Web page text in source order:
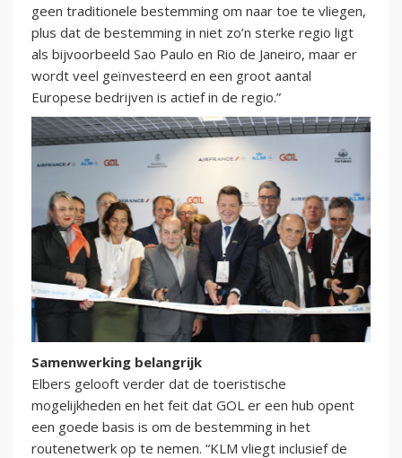
geen traditionele bestemming om naar toe te vliegen,
plus dat de bestemming in niet zo’n sterke regio ligt
als bijvoorbeeld Sao Paulo en Rio de Janeiro, maar er
wordt veel geïnvesteerd en een groot aantal
Europese bedrijven is actief in de regio.”
Samenwerking belangrijk
Elbers gelooft verder dat de toeristische
mogelijkheden en het feit dat GOL er een hub opent
een goede basis is om de bestemming in het
routenetwerk op te nemen. “KLM vliegt inclusief de